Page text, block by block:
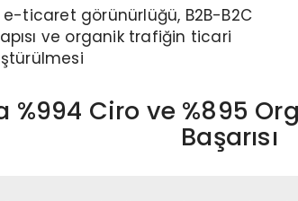
e-ticaret görünürlüğü, B2B-B2C
ve organik trafiğin ticari
%994 Ciro ve %895
Başarısı